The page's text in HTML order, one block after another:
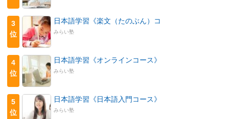
3
位
日本語学習《楽文（たのぶん）コ
みらい塾
4
位
日本語学習《オンラインコース》
みらい塾
5
位
日本語学習《日本語入門コース》
みらい塾